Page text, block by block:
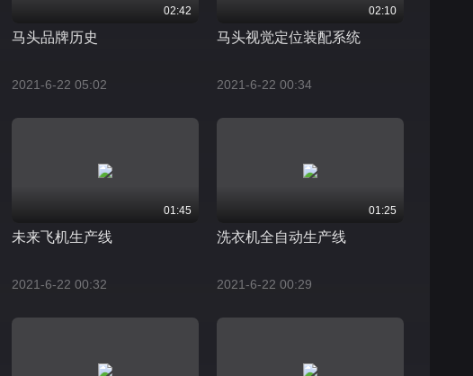
02:42
马头品牌历史
2021-6-22 05:02
02:10
马头视觉定位装配系统
2021-6-22 00:34
01:45
未来飞机生产线
2021-6-22 00:32
01:25
洗衣机全自动生产线
2021-6-22 00:29